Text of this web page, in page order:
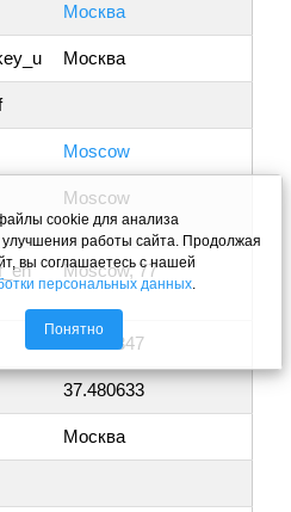
Москва
Москва
Moscow
Moscow
Moscow, 77
55.842347
37.480633
Москва
cookie для анализа
работы сайта. Продолжая
вы соглашаетесь с нашей
персональных данных
Понятно